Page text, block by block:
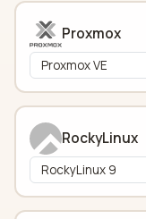
Proxmox
RockyLinux